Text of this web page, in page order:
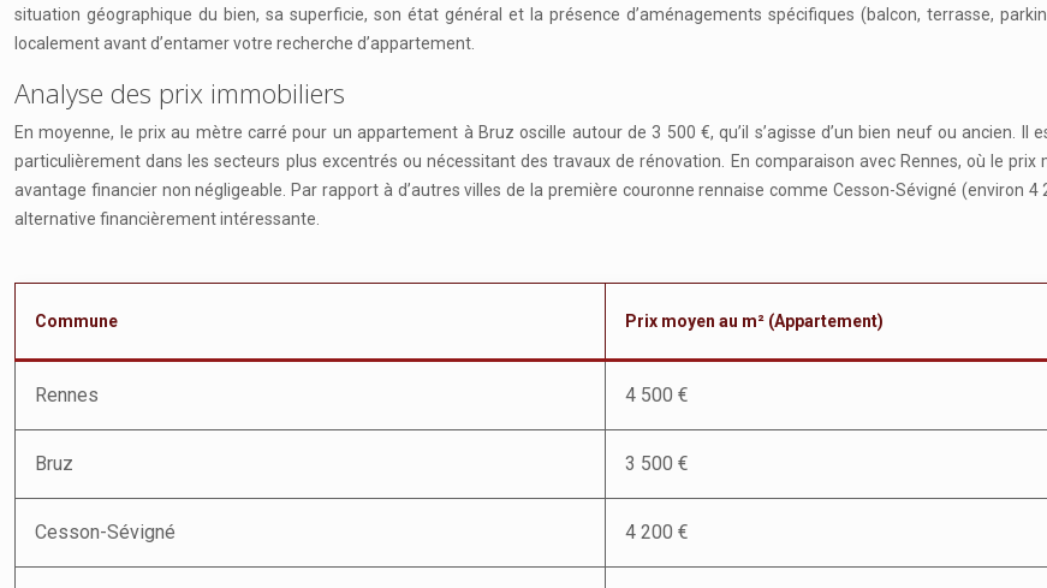
situation géographique du bien, sa superficie, son état général et la présence d’aménagements spécifiques (balcon, terrasse,
localement avant d’entamer votre recherche d’appartement.
Analyse des prix immobiliers
En moyenne, le prix au mètre carré pour un appartement à Bruz oscille autour de 3 500 €, qu’il s’agisse d’un bien neuf ou ancien.
particulièrement dans les secteurs plus excentrés ou nécessitant des travaux de rénovation. En comparaison avec Rennes, où le
avantage financier non négligeable. Par rapport à d’autres villes de la première couronne rennaise comme Cesson-Sévigné (environ
alternative financièrement intéressante.
Commune Prix moyen au m² (Appartement)
Rennes 4 500 €
Bruz 3 500 €
Cesson-Sévigné 4 200 €